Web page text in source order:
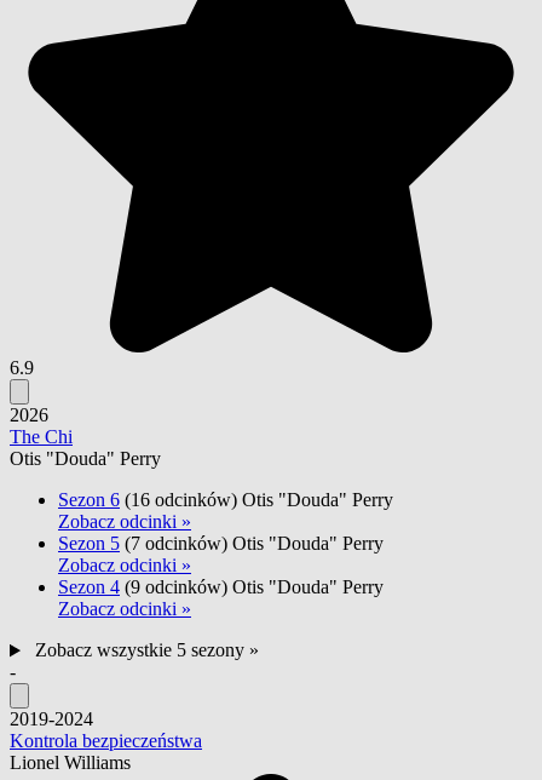
6.9
2026
The Chi
Otis "Douda" Perry
Sezon 6 (16 odcinków) Otis "Douda" Perry
Zobacz odcinki »
Sezon 5 (7 odcinków) Otis "Douda" Perry
Zobacz odcinki »
Sezon 4 (9 odcinków) Otis "Douda" Perry
Zobacz odcinki »
Zobacz wszystkie 5 sezony »
-
2019-2024
Kontrola bezpieczeństwa
Lionel Williams